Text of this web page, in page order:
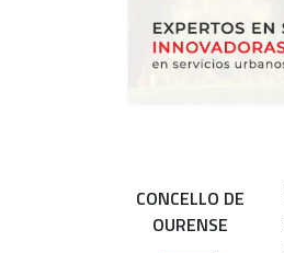
CONCELLO DE
OURENSE